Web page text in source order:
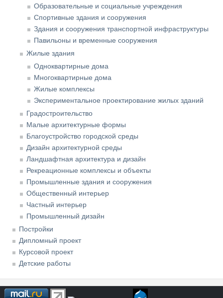
Образовательные и социальные учреждения
Спортивные здания и сооружения
Здания и сооружения транспортной инфраструктуры
Павильоны и временные сооружения
Жилые здания
Одноквартирные дома
Многоквартирные дома
Жилые комплексы
Экспериментальное проектирование жилых зданий
Градостроительство
Малые архитектурные формы
Благоустройство городской среды
Дизайн архитектурной среды
Ландшафтная архитектура и дизайн
Рекреационные комплексы и объекты
Промышленные здания и сооружения
Общественный интерьер
Частный интерьер
Промышленный дизайн
Постройки
Дипломный проект
Курсовой проект
Детские работы